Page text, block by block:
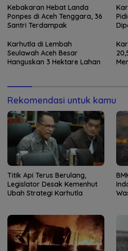
Kebakaran Hebat Landa
Ponpes di Aceh Tenggara, 36
Santri Terdampak
Karhutla di Lembah
Seulawah Aceh Besar
Hanguskan 3 Hektare Lahan
Rekomendasi untuk kamu
Titik Api Terus Berulang,
Legislator Desak Kemenhut
Ubah Strategi Karhutla